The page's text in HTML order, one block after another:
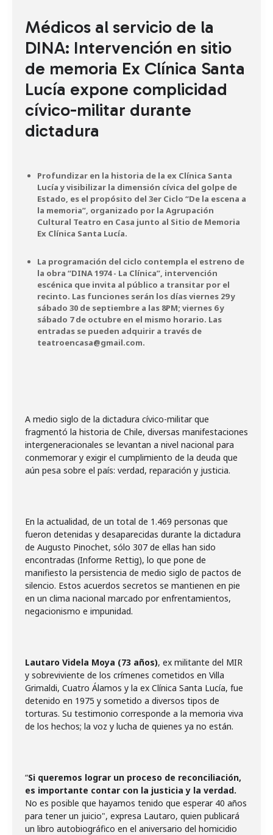
Médicos al servicio de la
DINA: Intervención en sitio
de memoria Ex Clínica Santa
Lucía expone complicidad
cívico-militar durante
dictadura
Profundizar en la historia de la ex Clínica Santa
Lucía y visibilizar la dimensión cívica del golpe de
Estado, es el propósito del 3er Ciclo “De la escena a
la memoria”, organizado por la Agrupación
Cultural Teatro en Casa junto al Sitio de Memoria
Ex Clínica Santa Lucía.
La programación del ciclo contempla el estreno de
la obra “DINA 1974 - La Clínica”, intervención
escénica que invita al público a transitar por el
recinto. Las funciones serán los días viernes 29 y
sábado 30 de septiembre a las 8PM; viernes 6 y
sábado 7 de octubre en el mismo horario. Las
entradas se pueden adquirir a través de
teatroencasa@gmail.com.
A medio siglo de la dictadura cívico-militar que
fragmentó la historia de Chile, diversas manifestaciones
intergeneracionales se levantan a nivel nacional para
conmemorar y exigir el cumplimiento de la deuda que
aún pesa sobre el país: verdad, reparación y justicia.
En la actualidad, de un total de 1.469 personas que
fueron detenidas y desaparecidas durante la dictadura
de Augusto Pinochet, sólo 307 de ellas han sido
encontradas (Informe Rettig), lo que pone de
manifiesto la persistencia de medio siglo de pactos de
silencio. Estos acuerdos secretos se mantienen en pie
en un clima nacional marcado por enfrentamientos,
negacionismo e impunidad.
Lautaro Videla Moya (73 años), ex militante del MIR
y sobreviviente de los crímenes cometidos en Villa
Grimaldi, Cuatro Álamos y la ex Clínica Santa Lucía, fue
detenido en 1975 y sometido a diversos tipos de
torturas. Su testimonio corresponde a la memoria viva
de los hechos; la voz y lucha de quienes ya no están.
“Si queremos lograr un proceso de reconciliación,
es importante contar con la justicia y la verdad.
No es posible que hayamos tenido que esperar 40 años
para tener un juicio", expresa Lautaro, quien publicará
un libro autobiográfico en el aniversario del homicidio